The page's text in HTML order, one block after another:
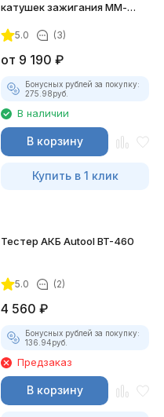
катушек зажигания ММ-
комплект)
5.0 (3)
от 9 190 ₽
Бонусных рублей за покупку:
275.98руб.
В наличии
В корзину
Купить в 1 клик
Тестер АКБ Autool BT-460
5.0 (2)
4 560 ₽
Бонусных рублей за покупку:
136.94руб.
Предзаказ
В корзину